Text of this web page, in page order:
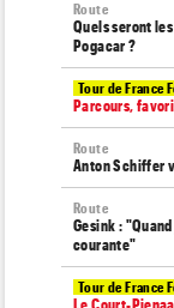
Route
Quels seront
Pogacar ?
Tour de France
Parcours,
Route
Anton Schiffer
Route
Gesink :
courante"
Tour de France